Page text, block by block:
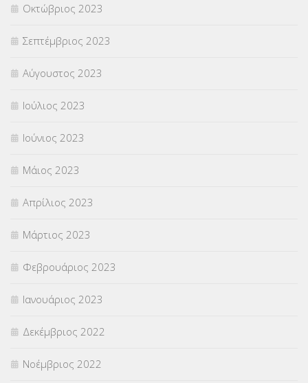
Οκτώβριος 2023
Σεπτέμβριος 2023
Αύγουστος 2023
Ιούλιος 2023
Ιούνιος 2023
Μάιος 2023
Απρίλιος 2023
Μάρτιος 2023
Φεβρουάριος 2023
Ιανουάριος 2023
Δεκέμβριος 2022
Νοέμβριος 2022